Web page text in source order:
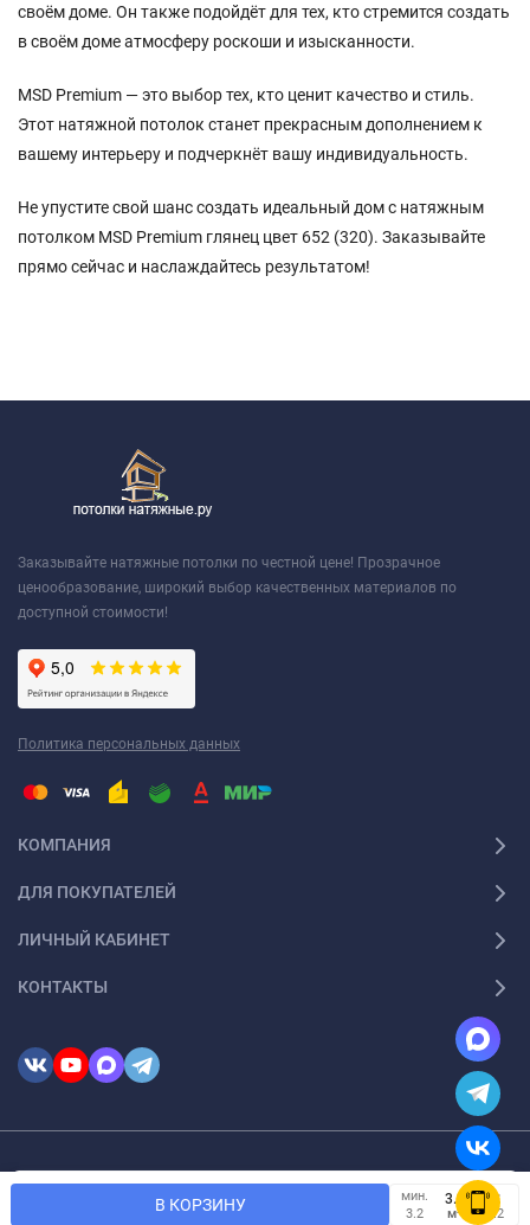
В КОРЗИНУ
мин.
3.2
м² 0.2
своём доме. Он также подойдёт для тех, кто стремится создать
в своём доме атмосферу роскоши и изысканности.
MSD Premium — это выбор тех, кто ценит качество и стиль.
Этот натяжной потолок станет прекрасным дополнением к
вашему интерьеру и подчеркнёт вашу индивидуальность.
Не упустите свой шанс создать идеальный дом с натяжным
потолком MSD Premium глянец цвет 652 (320). Заказывайте
прямо сейчас и наслаждайтесь результатом!
Заказывайте натяжные потолки по честной цене! Прозрачное
ценообразование, широкий выбор качественных материалов по
доступной стоимости!
Политика персональных данных
КОМПАНИЯ
ДЛЯ ПОКУПАТЕЛЕЙ
ЛИЧНЫЙ КАБИНЕТ
КОНТАКТЫ
© 2026 InSale. Все права защищены
Мы используем файлы cookie, чтобы сайт был лучше для
OK